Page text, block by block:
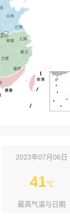
2023年07月06日
41℃
最高气温与日期